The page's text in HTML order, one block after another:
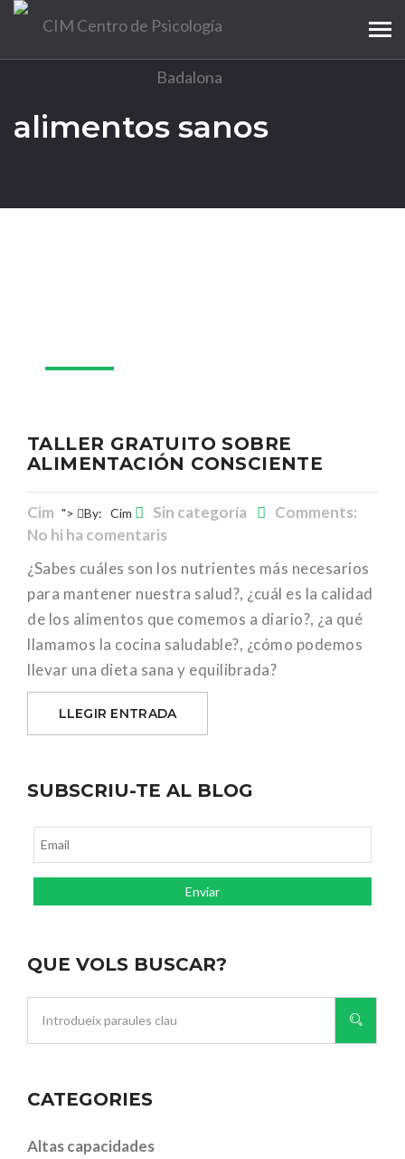
alimentos sanos
TALLER GRATUITO SOBRE
ALIMENTACIÓN CONSCIENTE
Cim "> By: Cim Sin categoría
Comments:
No hi ha comentaris
¿Sabes cuáles son los nutrientes más necesarios
para mantener nuestra salud?, ¿cuál es la calidad
de los alimentos que comemos a diario?, ¿a qué
llamamos la cocina saludable?, ¿cómo podemos
llevar una dieta sana y equilibrada?
LLEGIR ENTRADA
SUBSCRIU-TE AL BLOG
QUE VOLS BUSCAR?
CATEGORIES
Altas capacidades